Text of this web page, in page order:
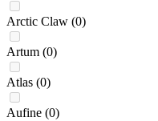
Arctic Claw (0)
Artum (0)
Atlas (0)
Aufine (0)